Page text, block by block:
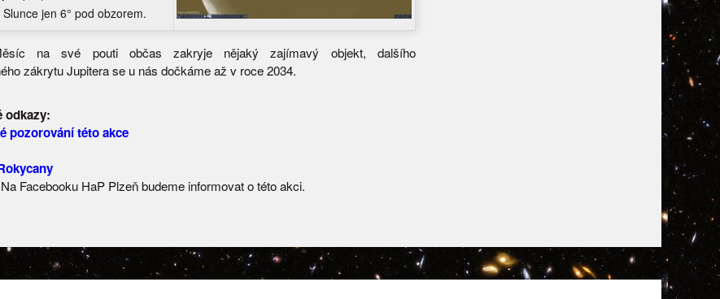
jen 6° pod obzorem.
na své pouti občas zakryje nějaký zajímavý objekt, dalšího
zákrytu Jupitera se u nás dočkáme až v roce 2034.
odkazy:
pozorování této akce
Facebooku HaP Plzeň budeme informovat o této akci.